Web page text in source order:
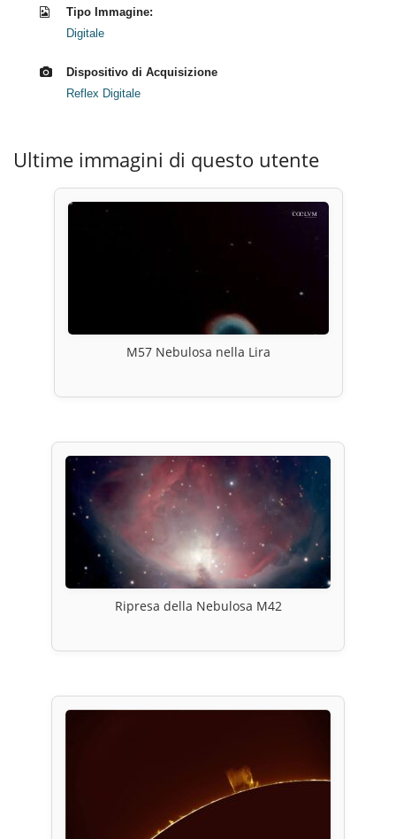
Tipo Immagine:
Digitale
Dispositivo di Acquisizione
Reflex Digitale
Ultime immagini di questo utente
M57 Nebulosa nella Lira
Ripresa della Nebulosa M42